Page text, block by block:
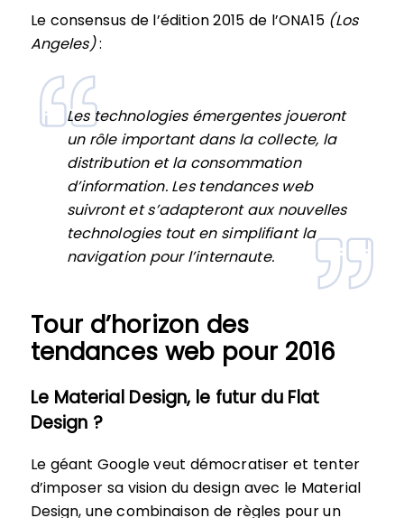
Le consensus de l’édition 2015 de l’ONA15 (Los
Angeles):
Les technologies émergentes joueront
un rôle important dans la collecte, la
distribution et la consommation
d’information. Les tendances web
suivront et s’adapteront aux nouvelles
technologies tout en simplifiant la
navigation pour l’internaute.
Tour d’horizon des
tendances web pour 2016
Le Material Design, le futur du Flat
Design ?
Le géant Google veut démocratiser et tenter
d’imposer sa vision du design avec le Material
Design, une combinaison de règles pour un